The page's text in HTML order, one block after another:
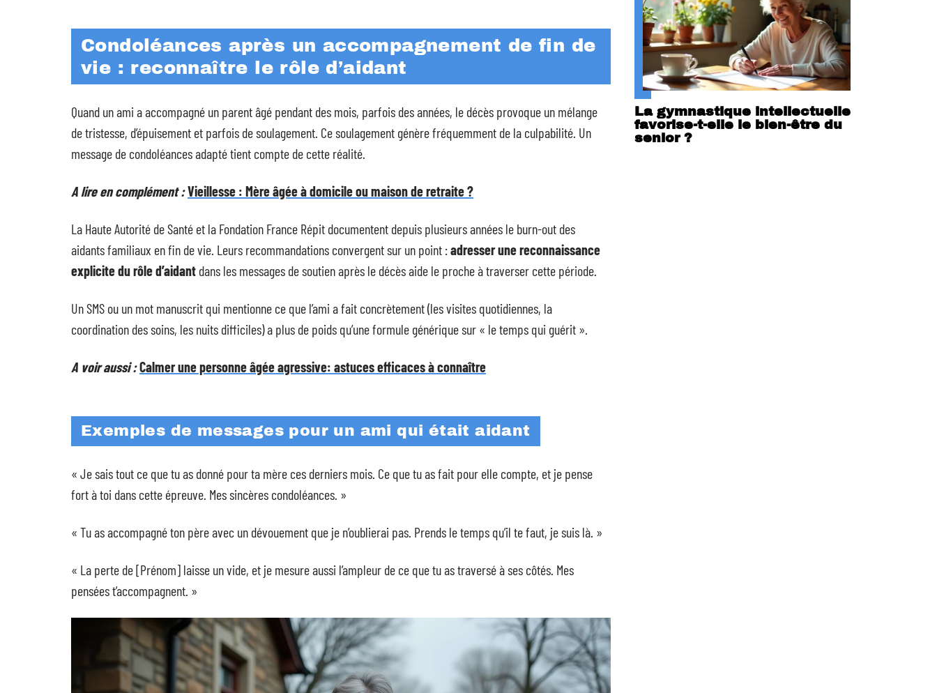
Condoléances après un accompagnement de fin de
vie : reconnaître le rôle d’aidant
Quand un ami a accompagné un parent âgé pendant des mois, parfois des années, le décès provoque un mélange
de tristesse, d’épuisement et parfois de soulagement. Ce soulagement génère fréquemment de la culpabilité. Un
message de condoléances adapté tient compte de cette réalité.
A lire en complément :Vieillesse : Mère âgée à domicile ou maison de retraite ?
La Haute Autorité de Santé et la Fondation France Répit documentent depuis plusieurs années le burn-out des
aidants familiaux en fin de vie. Leurs recommandations convergent sur un point :adresser une reconnaissance
explicite du rôle d’aidant dans les messages de soutien après le décès aide le proche à traverser cette période.
Un SMS ou un mot manuscrit qui mentionne ce que l’ami a fait concrètement (les visites quotidiennes, la
coordination des soins, les nuits difficiles) a plus de poids qu’une formule générique sur « le temps qui guérit ».
A voir aussi :Calmer une personne âgée agressive: astuces efficaces à connaître
Exemples de messages pour un ami qui était aidant
« Je sais tout ce que tu as donné pour ta mère ces derniers mois. Ce que tu as fait pour elle compte, et je pense
fort à toi dans cette épreuve. Mes sincères condoléances. »
« Tu as accompagné ton père avec un dévouement que je n’oublierai pas. Prends le temps qu’il te faut, je suis là. »
« La perte de [Prénom] laisse un vide, et je mesure aussi l’ampleur de ce que tu as traversé à ses côtés. Mes
pensées t’accompagnent. »
La gymnastique intellectuelle
favorise-t-elle le bien-être du
senior ?